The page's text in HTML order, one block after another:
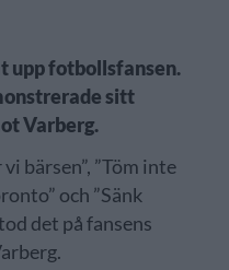
upp fotbollsfansen.
sitt
Varberg.
bärsen”, ”Töm inte
och ”Sänk
det på fansens